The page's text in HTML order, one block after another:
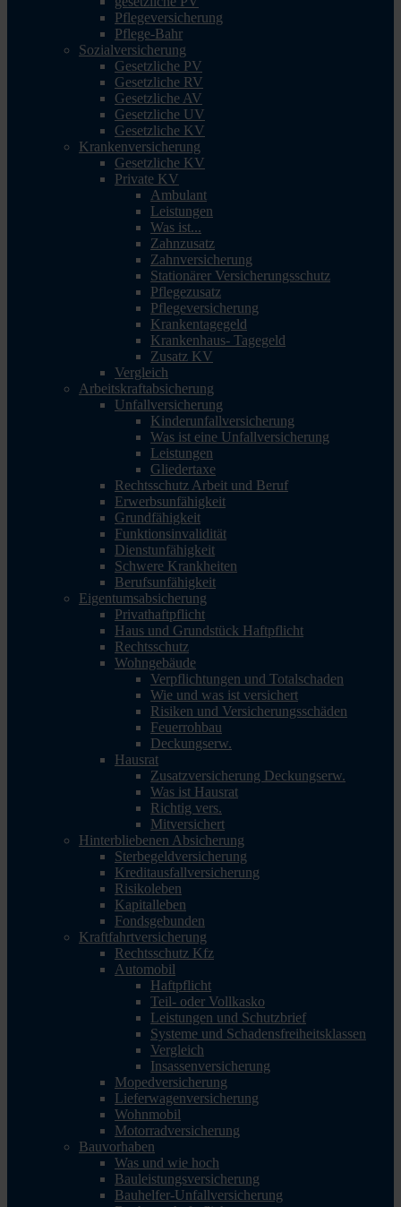
Pflegeversicherung
Pflege-Bahr
Sozialversicherung
Gesetzliche PV
Gesetzliche RV
Gesetzliche AV
Gesetzliche UV
Gesetzliche KV
Krankenversicherung
Gesetzliche KV
Private KV
Ambulant
Leistungen
Was ist...
Zahnzusatz
Zahnversicherung
Stationärer Versicherungsschutz
Pflegezusatz
Pflegeversicherung
Krankentagegeld
Krankenhaus- Tagegeld
Zusatz KV
Vergleich
Arbeitskraftabsicherung
Unfallversicherung
Kinderunfallversicherung
Was ist eine Unfallversicherung
Leistungen
Gliedertaxe
Rechtsschutz Arbeit und Beruf
Erwerbsunfähigkeit
Grundfähigkeit
Funktionsinvalidität
Dienstunfähigkeit
Schwere Krankheiten
Berufsunfähigkeit
Eigentumsabsicherung
Privathaftpflicht
Haus und Grundstück Haftpflicht
Rechtsschutz
Wohngebäude
Verpflichtungen und Totalschaden
Wie und was ist versichert
Risiken und Versicherungsschäden
Feuerrohbau
Deckungserw.
Hausrat
Zusatzversicherung Deckungserw.
Was ist Hausrat
Richtig vers.
Mitversichert
Hinterbliebenen Absicherung
Sterbegeldversicherung
Kreditausfallversicherung
Risikoleben
Kapitalleben
Fondsgebunden
Kraftfahrtversicherung
Rechtsschutz Kfz
Automobil
Haftpflicht
Teil- oder Vollkasko
Leistungen und Schutzbrief
Systeme und Schadensfreiheitsklassen
Vergleich
Insassenversicherung
Mopedversicherung
Lieferwagenversicherung
Wohnmobil
Motorradversicherung
Bauvorhaben
Was und wie hoch
Bauleistungsversicherung
Bauhelfer-Unfallversicherung